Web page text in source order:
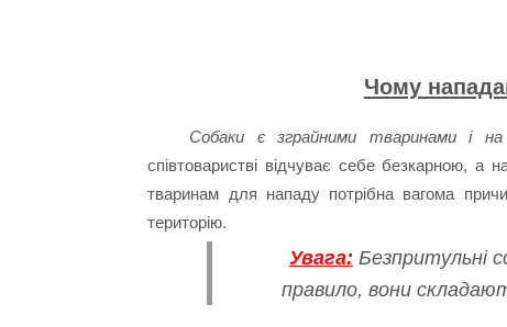
Чому
Собаки є зграйними тваринами і
співтоваристві відчуває себе безкарною, а
тваринам для нападу потрібна вагома
територію.
Увага: Безпритульні
правило, вони